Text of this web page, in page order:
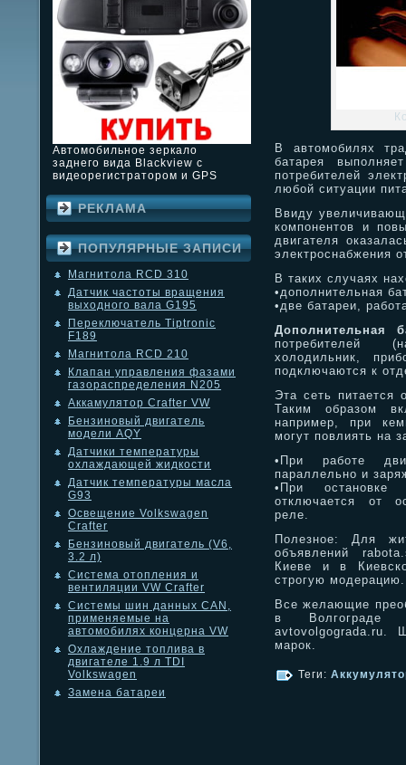
Автомобильное зеркало
заднего вида Blackview с
видеорегистратором и GPS
РЕКЛАМА
ПОПУЛЯРНЫЕ ЗАПИСИ
Магнитола RCD 310
Датчик частоты вращения
выходного вала G195
Переключатель Tiptronic
F189
Магнитола RCD 210
Клапан управления фазами
газораспределения N205
Аккамулятор Crafter VW
Бензиновый двигатель
модели AQY
Датчики температуры
охлаждающей жидкости
Датчик температуры масла
G93
Освещение Volkswagen
Crafter
Бензиновый двигатель (V6,
3.2 л)
Система отопления и
вентиляции VW Crafter
Системы шин данных CAN,
применяемые на
автомобилях концерна VW
Охлаждение топлива в
двигателе 1.9 л TDI
Volkswagen
Замена батареи
В автомобилях
батарея
потребителей
любой ситуации
Ввиду
компонентов и
двигателя
электроснабжения
В таких случаях
•дополнительная
•две батареи,
Дополнительная
потребителей
холодильник,
подключаются к
Эта сеть питается
Таким образом
например, при
могут повлиять на
•При работе
параллельно и
•При остановке
отключается от
реле.
Полезное: Для
объявлений
Киеве и в
строгую модерацию.
Все желающие
в Волгограде
avtovolgograda.ru.
марок.
Теги: